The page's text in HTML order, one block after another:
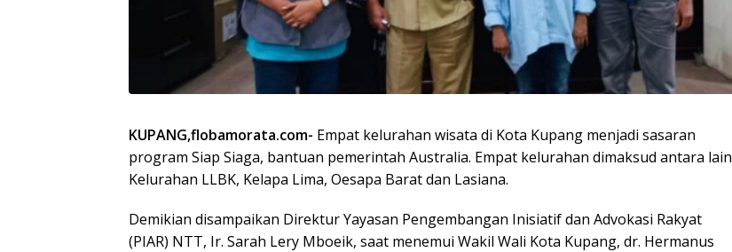
KUPANG,flobamorata.com- Empat kelurahan wisata di Kota Kupang menjadi sasaran
program Siap Siaga, bantuan pemerintah Australia. Empat kelurahan dimaksud antara lain
Kelurahan LLBK, Kelapa Lima, Oesapa Barat dan Lasiana.
Demikian disampaikan Direktur Yayasan Pengembangan Inisiatif dan Advokasi Rakyat
(PIAR) NTT, Ir. Sarah Lery Mboeik, saat menemui Wakil Wali Kota Kupang, dr. Hermanus